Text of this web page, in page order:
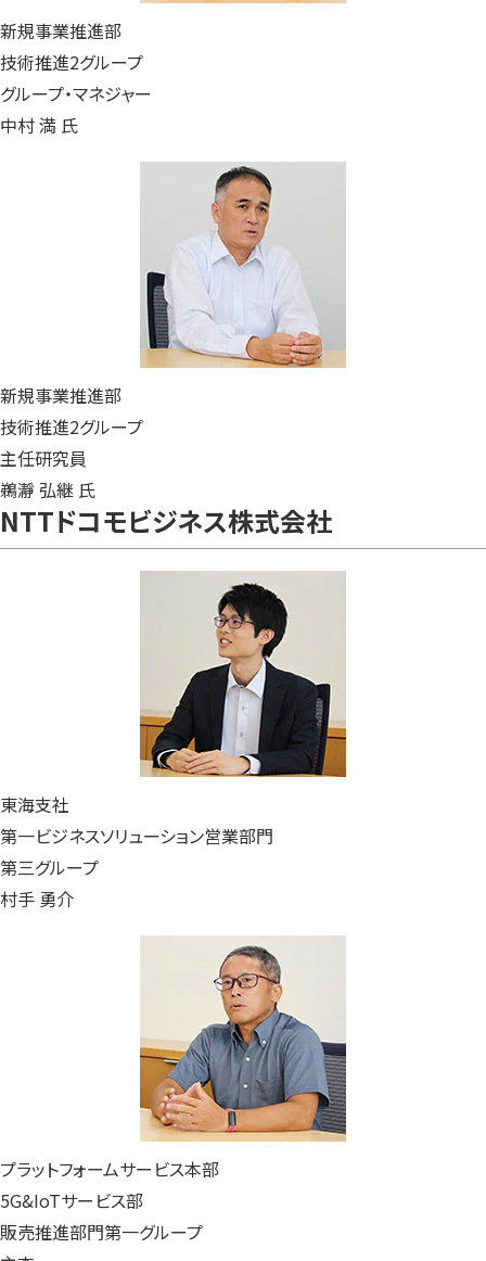
新規事業推進部
技術推進2グループ
グループ・マネジャー
中村 満 氏
新規事業推進部
技術推進2グループ
主任研究員
鵜瀞 弘継 氏
NTTドコモビジネス株式会社
東海支社
第一ビジネスソリューション営業部門
第三グループ
村手 勇介
プラットフォームサービス本部
5G&IoTサービス部
販売推進部門第一グループ